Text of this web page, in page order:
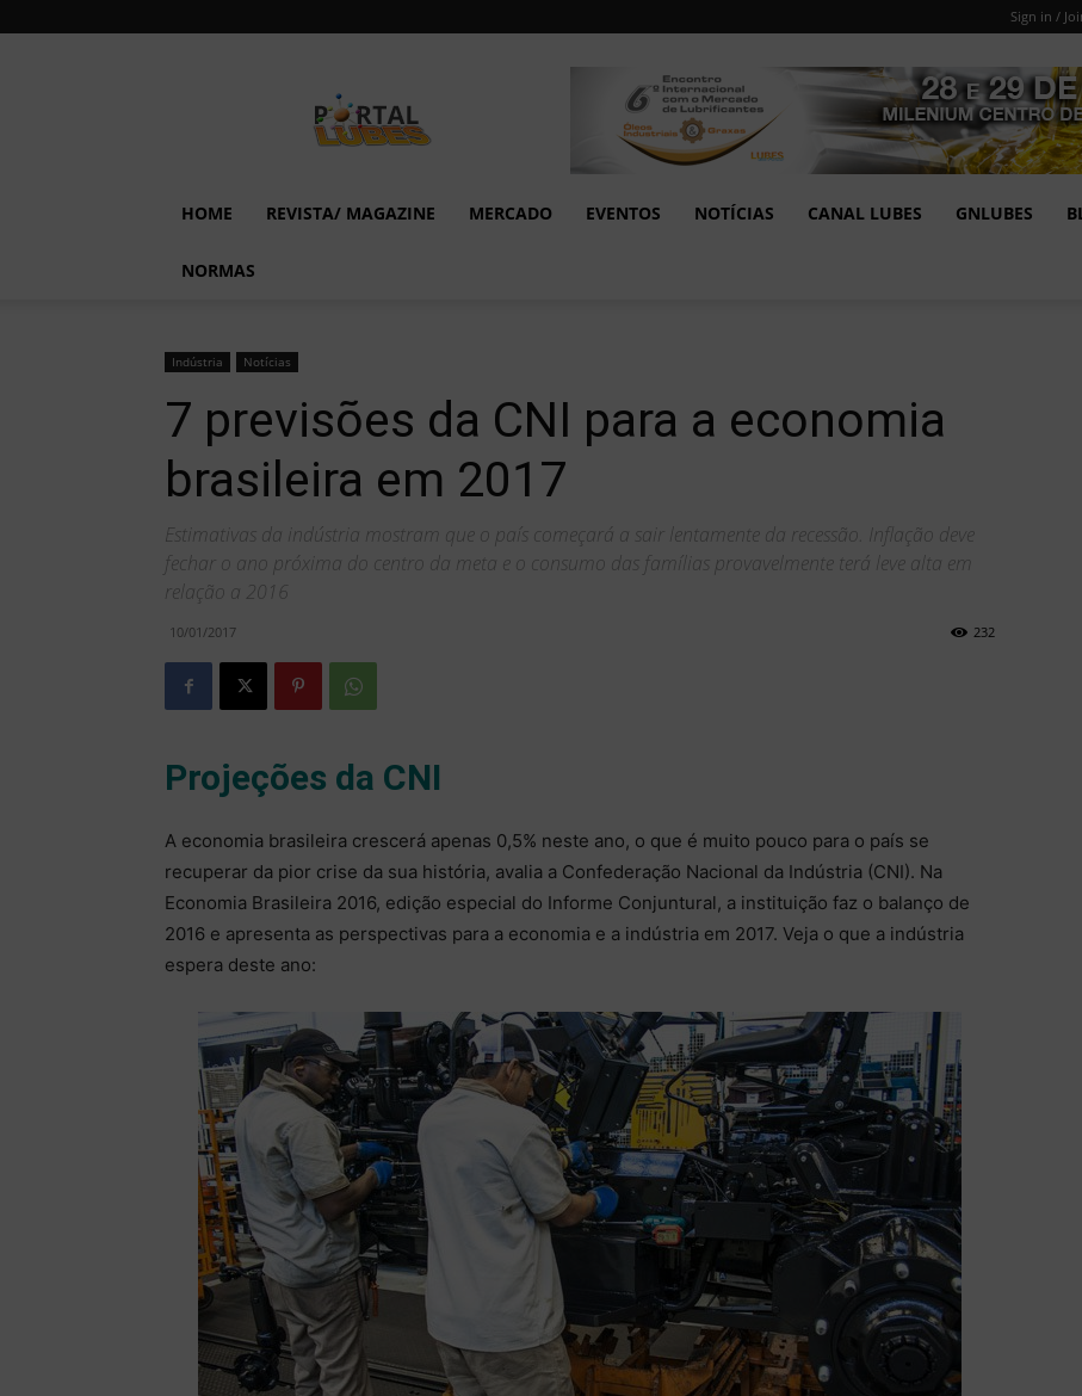
Sign in /
em
Foco
HOME REVISTA/ MAGAZINE MERCADO EVENTOS NOTÍCIAS CANAL LUBES GNLUBES
NORMAS
Indústria Notícias
7 previsões da CNI para a economia
brasileira em 2017
Estimativas da indústria mostram que o país começará a sair lentamente da recessão. Inflação deve
fechar o ano próxima do centro da meta e o consumo das famílias provavelmente terá leve alta em
relação a 2016
10/01/2017 232
Projeções da CNI
A economia brasileira crescerá apenas 0,5% neste ano, o que é muito pouco para o país se
recuperar da pior crise da sua história, avalia a Confederação Nacional da Indústria (CNI). Na
Economia Brasileira 2016, edição especial do Informe Conjuntural, a instituição faz o balanço de
2016 e apresenta as perspectivas para a economia e a indústria em 2017. Veja o que a indústria
espera deste ano: